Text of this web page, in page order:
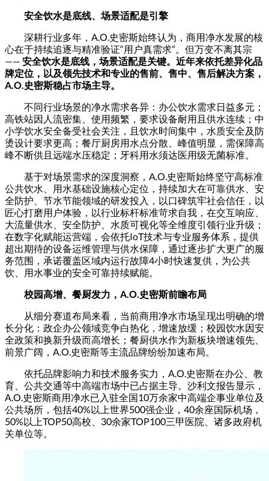
安全饮水是底线、场景适配是引擎
深耕行业多年，A.O.史密斯始终认为，商用净水发展的核
心在于持续追逐与精准验证“用户真需求”。但万变不离其宗
—— 安全饮水是底线，场景适配是关键。近年来依托差异化品
牌定位，以及领先技术和专业的售前、售中、售后解决方案，
A.O.史密斯稳占市场主导。
不同行业场景的净水需求各异：办公饮水需求日益多元；
高铁站因人流密集、使用频繁，要求设备耐用且供水连续；中
小学饮水安全备受社会关注，且饮水时间集中，水质安全及防
烫设计要求更高；餐厅厨房用水点分散、峰值明显，需保障高
峰不断供且远端水压稳定；牙科用水须达医用级无菌标准。
基于对场景需求的深度洞察，A.O.史密斯始终坚守高标准
公共饮水、用水基础设施核心定位，持续加大在可靠供水、安
全防护、节水节能领域的研发投入，以口碑筑牢社会信任，以
匠心打磨用户体验，以行业标杆标准苛求自我，在交互响应、
大流量供水、安全防护、水质可视化等全维度引领行业升级；
在数字化赋能运营端，会依托IoT技术与专业服务体系，提供
超出期待的设备运维管理与供水保障，通过逐步扩大更广的服
务范围，承诺覆盖区域内运行故障‌4小时快速复供‌，为公共
饮、用水事业的安全可靠持续赋能。
校园高增、餐厨发力，A.O.史密斯前瞻布局
从细分赛道布局来看，当前商用净水市场呈现出明确的增
长分化：政企办公领域竞争白热化，增速放缓；校园饮水因安
全政策和换新升级而高增长；餐厨供水作为新板块增速领先、
前景广阔，A.O.史密斯等主流品牌纷纷加速布局。
依托品牌影响力和技术服务实力，A.O.史密斯在办公、教
育、公共交通等中高端市场中已占据主导。沙利文报告显示，
A.O.史密斯商用净水已入驻全国10万余家中高端企事业单位及
公共场所，包括40%以上世界500强企业，40余座国际机场，
50%以上TOP50高校、30余家TOP100三甲医院、诸多政府机
关单位等。